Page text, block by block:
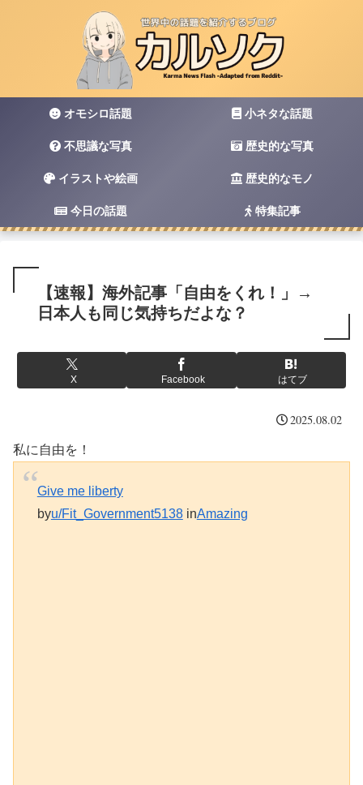
オモシロ話題 小ネタな話題
不思議な写真 歴史的な写真
イラストや絵画 歴史的なモノ
今日の話題 特集記事
【速報】海外記事「自由をくれ！」→
日本人も同じ気持ちだよな？
X Facebook はてブ
2025.08.02
私に自由を！
Give me liberty
byu/Fit_Government5138inAmazing